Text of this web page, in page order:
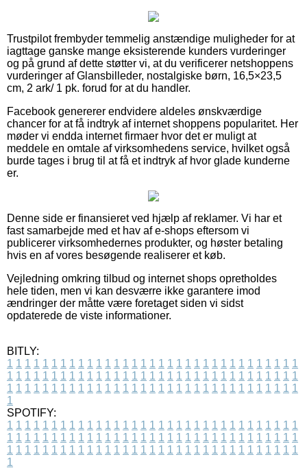
Trustpilot frembyder temmelig anstændige muligheder for at
iagttage ganske mange eksisterende kunders vurderinger
og på grund af dette støtter vi, at du verificerer netshoppens
vurderinger af Glansbilleder, nostalgiske børn, 16,5×23,5
cm, 2 ark/ 1 pk. forud for at du handler.
Facebook genererer endvidere aldeles ønskværdige
chancer for at få indtryk af internet shoppens popularitet. Her
møder vi endda internet firmaer hvor det er muligt at
meddele en omtale af virksomhedens service, hvilket også
burde tages i brug til at få et indtryk af hvor glade kunderne
er.
Denne side er finansieret ved hjælp af reklamer. Vi har et
fast samarbejde med et hav af e-shops eftersom vi
publicerer virksomhedernes produkter, og høster betaling
hvis en af vores besøgende realiserer et køb.
Vejledning omkring tilbud og internet shops opretholdes
hele tiden, men vi kan desværre ikke garantere imod
ændringer der måtte være foretaget siden vi sidst
opdaterede de viste informationer.
BITLY:
1 1 1 1 1 1 1 1 1 1 1 1 1 1 1 1 1 1 1 1 1 1 1 1 1 1 1 1 1 1 1 1 1
1 1 1 1 1 1 1 1 1 1 1 1 1 1 1 1 1 1 1 1 1 1 1 1 1 1 1 1 1 1 1 1 1
1 1 1 1 1 1 1 1 1 1 1 1 1 1 1 1 1 1 1 1 1 1 1 1 1 1 1 1 1 1 1 1 1
1
SPOTIFY:
1 1 1 1 1 1 1 1 1 1 1 1 1 1 1 1 1 1 1 1 1 1 1 1 1 1 1 1 1 1 1 1 1
1 1 1 1 1 1 1 1 1 1 1 1 1 1 1 1 1 1 1 1 1 1 1 1 1 1 1 1 1 1 1 1 1
1 1 1 1 1 1 1 1 1 1 1 1 1 1 1 1 1 1 1 1 1 1 1 1 1 1 1 1 1 1 1 1 1
1